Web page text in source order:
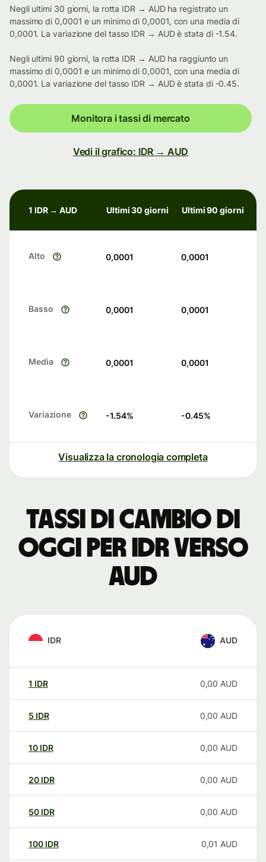
Negli ultimi 30 giorni, la rotta IDR → AUD ha registrato un
massimo di 0,0001 e un minimo di 0,0001, con una media di
0,0001. La variazione del tasso IDR → AUD è stata di -1.54.
Negli ultimi 90 giorni, la rotta IDR → AUD ha raggiunto un
massimo di 0,0001 e un minimo di 0,0001, con una media di
0,0001. La variazione del tasso IDR → AUD è stata di -0.45.
Monitora i tassi di mercato
Vedi il grafico: IDR → AUD
1 IDR → AUD Ultimi 30 giorni Ultimi 90 giorni
Alto 0,0001 0,0001
Basso 0,0001 0,0001
Media 0,0001 0,0001
Variazione -1.54% -0.45%
Visualizza la cronologia completa
Tassi di cambio di
oggi per IDR verso
AUD
IDR AUD
1 IDR 0,00 AUD
5 IDR 0,00 AUD
10 IDR 0,00 AUD
20 IDR 0,00 AUD
50 IDR 0,00 AUD
100 IDR 0,01 AUD